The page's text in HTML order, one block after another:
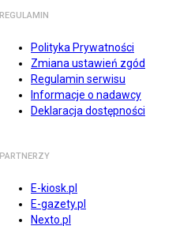
REGULAMIN
Polityka Prywatności
Zmiana ustawień zgód
Regulamin serwisu
Informacje o nadawcy
Deklaracja dostępności
PARTNERZY
E-kiosk.pl
E-gazety.pl
Nexto.pl